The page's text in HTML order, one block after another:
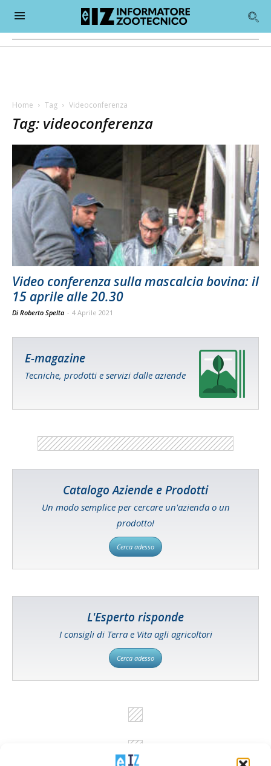
Home Tag Videoconferenza
Tag: videoconferenza
Video conferenza sulla mascalcia bovina: il
15 aprile alle 20.30
Di Roberto Spelta - 4 Aprile 2021
E-magazine
Tecniche, prodotti e servizi dalle aziende
Catalogo Aziende e Prodotti
Un modo semplice per cercare un'azienda o un
prodotto!
Cerca adesso
L'Esperto risponde
I consigli di Terra e Vita agli agricoltori
Cerca adesso